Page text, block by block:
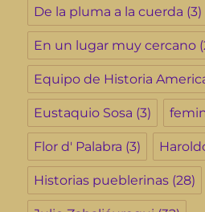
De la pluma a la cuerda (3)
En un lugar muy cercano
Equipo de Historia
Eustaquio Sosa (3)
Flor d' Palabra (3)
Historias pueblerinas (28)